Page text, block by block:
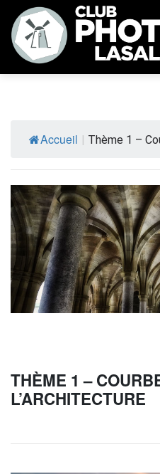
Accueil | Thème 1 –
THÈME 1 –
L’ARCHITECTURE